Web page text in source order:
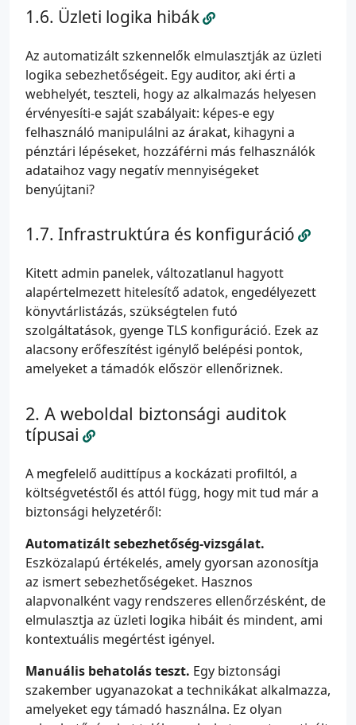
Üzleti logika hibák
Az automatizált szkennelők elmulasztják az üzleti
logika sebezhetőségeit. Egy auditor, aki érti a
webhelyét, teszteli, hogy az alkalmazás helyesen
érvényesíti-e saját szabályait: képes-e egy
felhasználó manipulálni az árakat, kihagyni a
pénztári lépéseket, hozzáférni más felhasználók
adataihoz vagy negatív mennyiségeket
benyújtani?
Infrastruktúra és konfiguráció
Kitett admin panelek, változatlanul hagyott
alapértelmezett hitelesítő adatok, engedélyezett
könyvtárlistázás, szükségtelen futó
szolgáltatások, gyenge TLS konfiguráció. Ezek az
alacsony erőfeszítést igénylő belépési pontok,
amelyeket a támadók először ellenőriznek.
A weboldal biztonsági auditok
típusai
A megfelelő audittípus a kockázati profiltól, a
költségvetéstől és attól függ, hogy mit tud már a
biztonsági helyzetéről:
Automatizált sebezhetőség-vizsgálat.
Eszközalapú értékelés, amely gyorsan azonosítja
az ismert sebezhetőségeket. Hasznos
alapvonalként vagy rendszeres ellenőrzésként, de
elmulasztja az üzleti logika hibáit és mindent, ami
kontextuális megértést igényel.
Manuális behatolás teszt. Egy biztonsági
szakember ugyanazokat a technikákat alkalmazza,
amelyeket egy támadó használna. Ez olyan